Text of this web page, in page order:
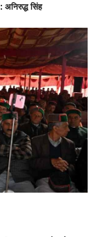
अनिरुद्ध सिंह